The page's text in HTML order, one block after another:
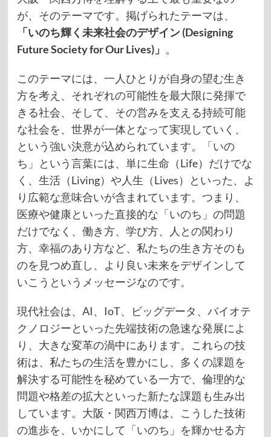
が、そのテーマです。掲げられたテーマは、
「いのち輝く未来社会のデザイン (Designing
Future Society for Our Lives)」 。
このテーマには、一人ひとりが自身の望む生き
方を考え、それぞれの可能性を最大限に発揮で
きる社会、そして、その営みを支える持続可能
な社会を、世界が一体となって実現していく、
という強い決意が込められています。「いの
ち」という言葉には、単に生命（Life）だけでな
く、生活（Living）や人生（Lives）といった、よ
り広範な意味合いが含まれています。つまり、
医療や健康といった直接的な「いのち」の問題
だけでなく、働き方、学び方、人との関わり
方、幸福のあり方など、私たちの生き方そのも
のを見つめ直し、より良い未来をデザインして
いこうというメッセージなのです。
現代社会は、AI、IoT、ビッグデータ、バイオテ
クノロジーといった先端技術の急速な発展によ
り、大きな変革の渦中にあります。これらの技
術は、私たちの生活を豊かにし、多くの課題を
解決する可能性を秘めている一方で、倫理的な
問題や格差の拡大といった新たな課題も生み出
しています。大阪・関西万博は、こうした技術
の進歩を、いかにして「いのち」を輝かせる方